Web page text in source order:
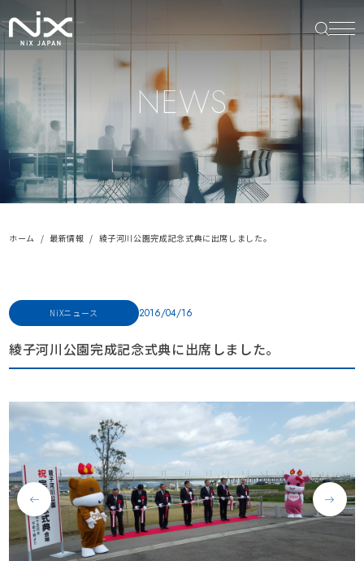
NEWS
ホーム 最新情報 綾子河川公園完成記念式典に出席しました。
NiXニュース 2016/04/16
綾子河川公園完成記念式典に出席しました。